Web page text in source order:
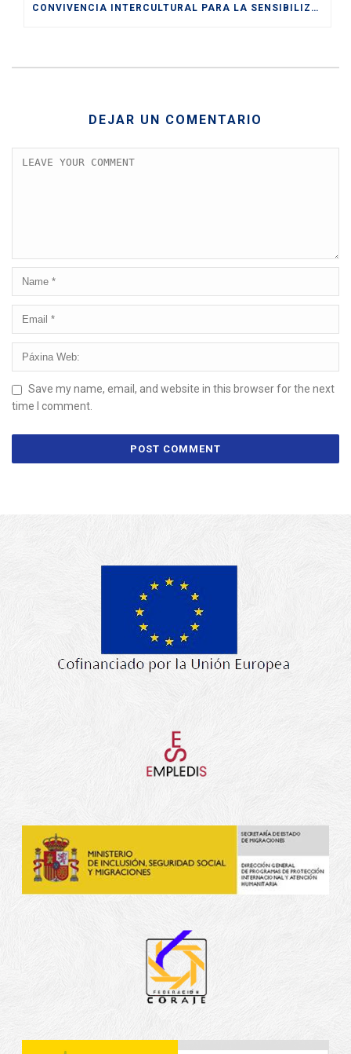
CONVIVENCIA INTERCULTURAL PARA LA SENSIBILIZACIÓN HACIA UNA SOCIEDAD PLURAL Y DIVERSA ENTRE LOS Y LAS JÓVENES
DEJAR UN COMENTARIO
Save my name, email, and website in this browser for the next
time I comment.